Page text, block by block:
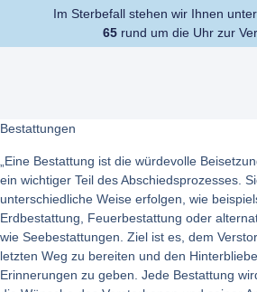
Im Sterbefall stehen wir Ihnen unter
65 rund um die Uhr zur
Bestattungen
„Eine Bestattung ist die würdevolle
ein wichtiger Teil des Abschiedsprozesses.
unterschiedliche Weise erfolgen, wie
Erdbestattung, Feuerbestattung oder
wie Seebestattungen. Ziel ist es, dem
letzten Weg zu bereiten und den
Erinnerungen zu geben. Jede Bestattung